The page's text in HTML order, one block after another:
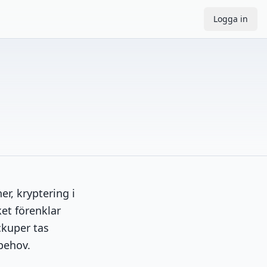
Logga in
kryptering i
förenklar
tas